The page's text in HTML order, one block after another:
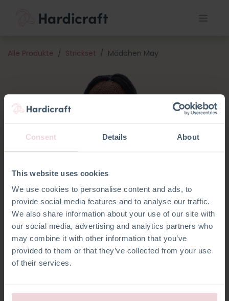
Consent Details About
This website uses cookies
We use cookies to personalise content and ads, to
provide social media features and to analyse our traffic.
We also share information about your use of our site with
our social media, advertising and analytics partners who
may combine it with other information that you’ve
provided to them or that they’ve collected from your use
of their services.
Alle Produkte Strickset Mädchen May